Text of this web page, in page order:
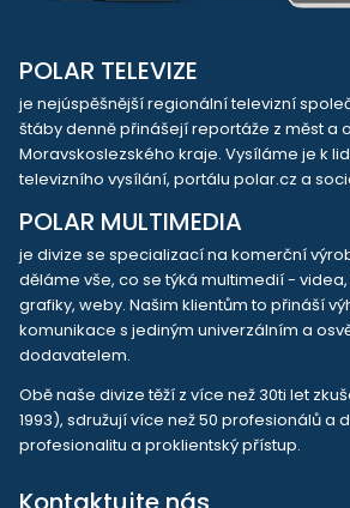
POLAR TELEVIZE
je nejúspěšnější regionální televizní
štáby denně přinášejí reportáže z měst a
Moravskoslezského kraje. Vysíláme je k
televizního vysílání, portálu polar.cz a
POLAR MULTIMEDIA
je divize se specializací na komerční
děláme vše, co se týká multimedií -
grafiky, weby. Našim klientům to přináší
komunikace s jediným univerzálním a
dodavatelem.
Obě naše divize těží z více než 30ti let
1993), sdružují více než 50 profesionálů a
profesionalitu a proklientský přístup.